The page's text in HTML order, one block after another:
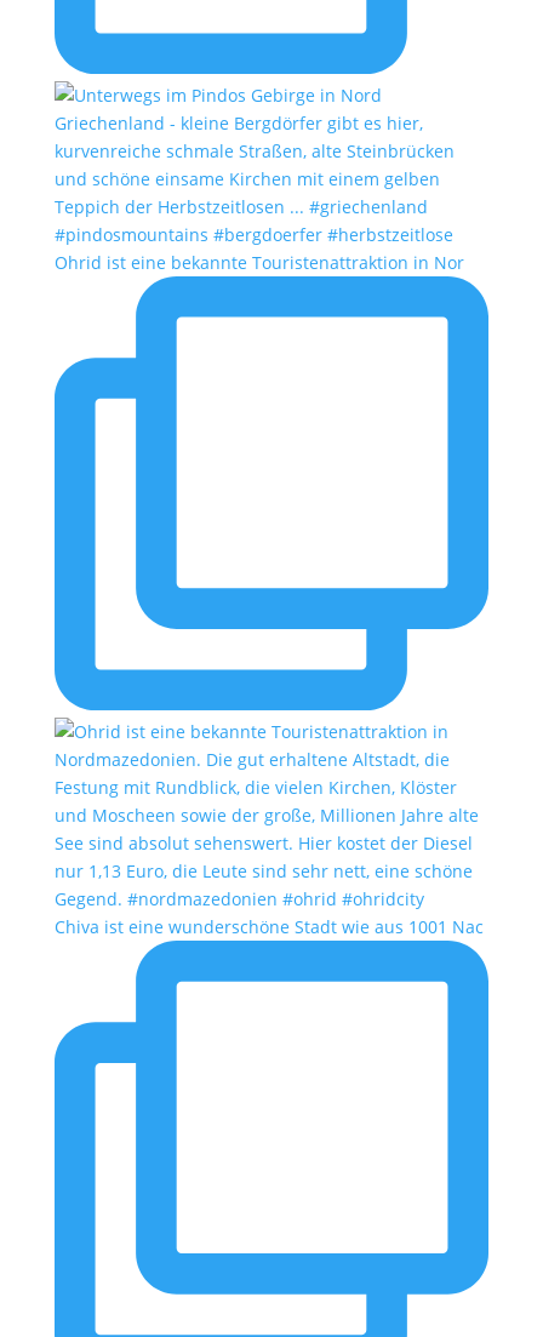
Ohrid ist eine bekannte Touristenattraktion in Nor
Chiva ist eine wunderschöne Stadt wie aus 1001 Nac